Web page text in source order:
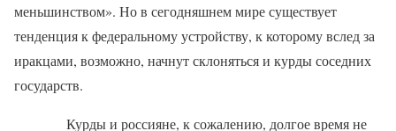
меньшинством». Но в сегодняшнем мире существует
тенденция к федеральному устройству, к которому вслед за
иракцами, возможно, начнут склоняться и курды соседних
государств.
Курды и россияне, к сожалению, долгое время не